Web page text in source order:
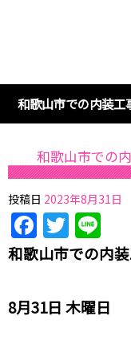
和歌山市での内装工
和歌山市での
投稿日 2023年8月31日
和歌山市での内
8月31日 木曜日